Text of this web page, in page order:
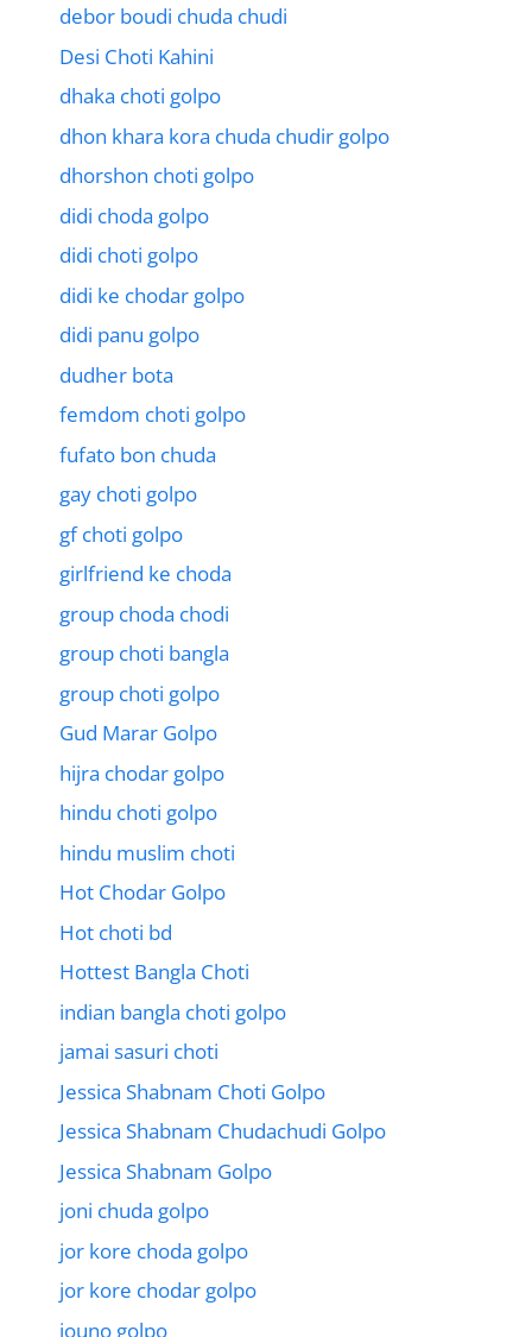
debor boudi chuda chudi
Desi Choti Kahini
dhaka choti golpo
dhon khara kora chuda chudir golpo
dhorshon choti golpo
didi choda golpo
didi choti golpo
didi ke chodar golpo
didi panu golpo
dudher bota
femdom choti golpo
fufato bon chuda
gay choti golpo
gf choti golpo
girlfriend ke choda
group choda chodi
group choti bangla
group choti golpo
Gud Marar Golpo
hijra chodar golpo
hindu choti golpo
hindu muslim choti
Hot Chodar Golpo
Hot choti bd
Hottest Bangla Choti
indian bangla choti golpo
jamai sasuri choti
Jessica Shabnam Choti Golpo
Jessica Shabnam Chudachudi Golpo
Jessica Shabnam Golpo
joni chuda golpo
jor kore choda golpo
jor kore chodar golpo
jouno golpo